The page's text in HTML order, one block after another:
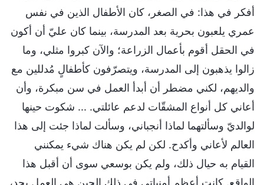
أفكر في هذا: في الصغر، كان الأطفال الذين في نفس
عمري يلعبون بحرية بعد المدرسة، بينما كان عليّ أن أكون
في الحقل أقوم بأعمال الزراعة؛ والآن كبروا مثلي، وما
زالوا يذهبون إلى المدرسة، ويتصرّفون كأطفالٍ مُدللين مع
والديهم، لكني مضطر أن أبدأ العمل في سن مبكرة، وأن
أعاني كل أنواع المشقّات لدعم عائلتي. ... شكوت حينها
لوالديّ وسألتهما لماذا أنجباني، وسألت لماذا جئت إلى هذا
العالم لأعاني وأكدح. لكن لم يكن هناك شيء يمكنني
القيام به حيال ذلك، ولم يكن بوسعي سوى أن أقبل هذا
الواقع. كانت أعظم أمنياتي في ذلك الحين هي العمل بجد،